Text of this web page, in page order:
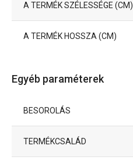
A TERMÉK SZÉLESSÉGE (CM)
A TERMÉK HOSSZA (CM)
Egyéb paraméterek
BESOROLÁS
TERMÉKCSALÁD